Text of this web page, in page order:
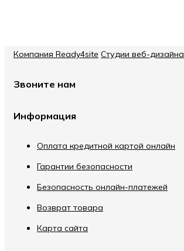
Компания Ready4site Студии веб-дизайна
Звоните нам
Информация
Оплата кредитной картой онлайн
Гарантии безопасности
Безопасность онлайн-платежей
Возврат товара
Карта сайта